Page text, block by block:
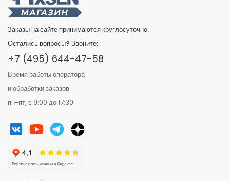
Заказы на сайте принимаются круглосуточно.
Остались вопросы? Звоните:
+7 (495) 644-47-58
Время работы оператора
и обработки заказов
пн-пт, с 9:00 до 17:30